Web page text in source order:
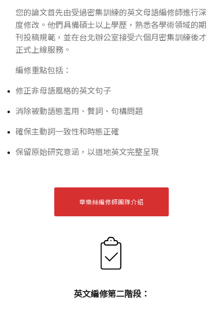
您的論文首先由受過密集訓練的英文母語編修師進行深
度修改。他們具備碩士以上學歷，熟悉各學術領域的期
刊投稿規範，並在台北辦公室接受六個月密集訓練後才
正式上線服務。
編修重點包括：
修正非母語風格的英文句子
消除被動語態濫用、贅詞、句構問題
確保主動詞一致性和時態正確
保留原始研究意涵，以道地英文完整呈現
華樂絲編修師團隊介紹
英文編修第二階段：